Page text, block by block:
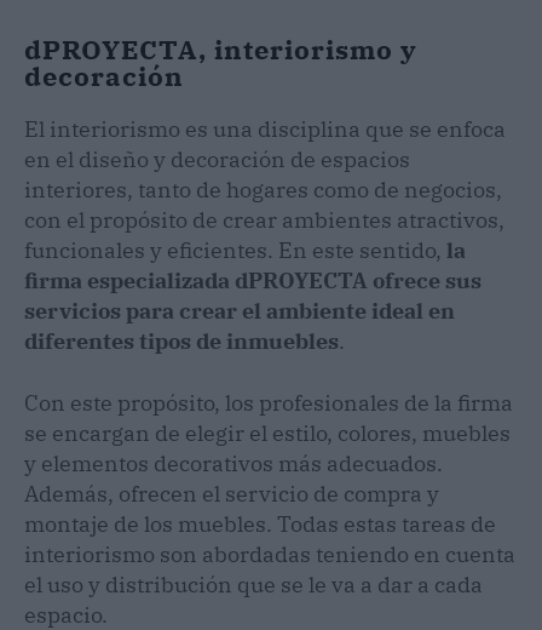
dPROYECTA, interiorismo y
decoración
El interiorismo es una disciplina que se enfoca
en el diseño y decoración de espacios
interiores, tanto de hogares como de negocios,
con el propósito de crear ambientes atractivos,
funcionales y eficientes. En este sentido, la
firma especializada dPROYECTA ofrece sus
servicios para crear el ambiente ideal en
diferentes tipos de inmuebles.
Con este propósito, los profesionales de la firma
se encargan de elegir el estilo, colores, muebles
y elementos decorativos más adecuados.
Además, ofrecen el servicio de compra y
montaje de los muebles. Todas estas tareas de
interiorismo son abordadas teniendo en cuenta
el uso y distribución que se le va a dar a cada
espacio.